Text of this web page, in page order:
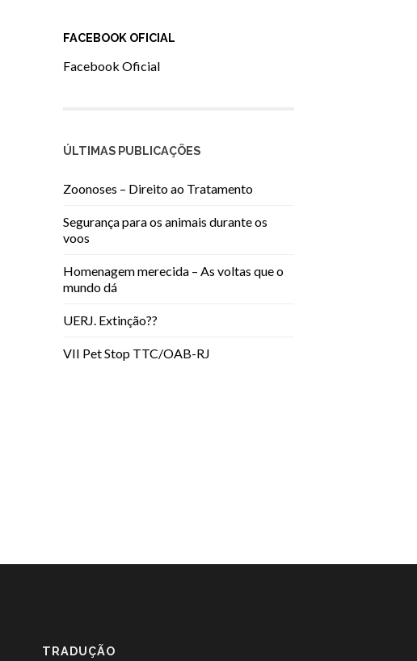
FACEBOOK OFICIAL
Facebook Oficial
ÚLTIMAS PUBLICAÇÕES
Zoonoses – Direito ao Tratamento
Segurança para os animais durante os
voos
Homenagem merecida – As voltas que o
mundo dá
UERJ. Extinção??
VII Pet Stop TTC/OAB-RJ
TRADUÇÃO